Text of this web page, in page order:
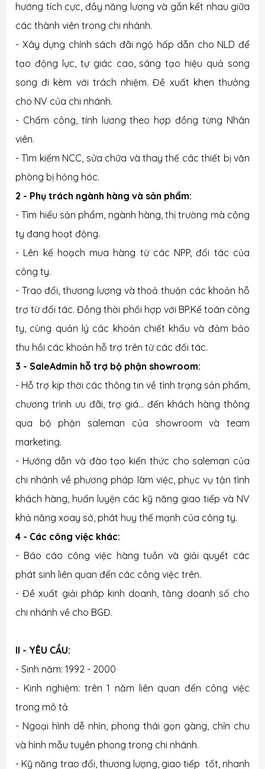
hướng tích cực, đầy năng lượng và gắn kết nhau giữa
các thành viên trong chi nhánh.
- Xây dựng chính sách đãi ngộ hấp dẫn cho NLD để
tạo động lực, tự giác cao, sáng tạo hiệu quả song
song đi kèm với trách nhiệm. Đề xuất khen thưởng
cho NV của chi nhánh.
- Chấm công, tính lương theo hợp đồng từng Nhân
viên.
- Tìm kiếm NCC, sửa chữa và thay thế các thiết bị văn
phòng bị hỏng hóc.
2 - Phụ trách ngành hàng và sản phẩm:
- Tìm hiểu sản phẩm, ngành hàng, thị trường mà công
ty đang hoạt động.
- Lên kế hoạch mua hàng từ các NPP, đối tác của
công ty.
- Trao đổi, thương lượng và thoả thuận các khoản hỗ
trợ từ đối tác. Đồng thời phối hợp với BP.Kế toán công
ty, cùng quản lý các khoản chiết khấu và đảm bảo
thu hồi các khoản hỗ trợ trên từ các đối tác.
3 - SaleAdmin hỗ trợ bộ phận showroom:
- Hỗ trợ kịp thời các thông tin về tình trạng sản phẩm,
chương trình ưu đãi, trợ giá... đến khách hàng thông
qua bộ phận saleman của showroom và team
marketing.
- Hướng dẫn và đào tạo kiến thức cho saleman của
chi nhánh về phương pháp làm việc, phục vụ tận tình
khách hàng, huấn luyện các kỹ năng giao tiếp và NV
khả năng xoay sở, phát huy thế mạnh của công ty.
4 - Các công việc khác:
- Báo cáo công việc hàng tuần và giải quyết các
phát sinh liên quan đến các công việc trên.
- Đề xuất giải pháp kinh doanh, tăng doanh số cho
chi nhánh về cho BGĐ.
II - YÊU CẦU:
- Sinh năm: 1992 - 2000
- Kinh nghiệm: trên 1 năm liên quan đến công việc
trong mô tả
- Ngoại hình dễ nhìn, phong thái gọn gàng, chỉn chu
và hình mẫu tuyên phong trong chi nhánh.
- Kỹ năng trao đổi, thương lượng, giao tiếp tốt, nhanh